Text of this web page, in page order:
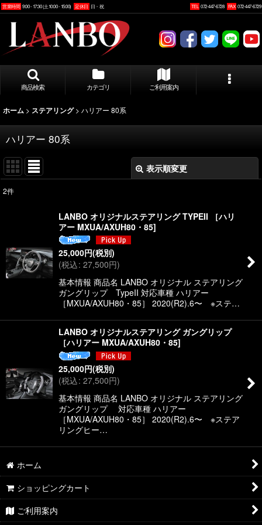
営業時間 9:00 - 17:30 (土10:00 - 15:00) 定休日 日・祝 TEL 072-447-6728 FAX 072-447-6729
商品検索 カテゴリ ご利用案内
ホーム > ステアリング > ハリアー 80系
ハリアー 80系
表示順変更
絞り込む
2件
LANBO オリジナルステアリング TYPEII ［ハリ
アー MXUA/AXUH80・85]
25,000円(税別)
(税込: 27,500円)
基本情報 商品名 LANBO オリジナル ステアリング
ガングリップ TypeII 対応車種 ハリアー
［MXUA/AXUH80・85］ 2020(R2).6〜 ※ステ…
LANBO オリジナルステアリング ガングリップ
［ハリアー MXUA/AXUH80・85]
25,000円(税別)
(税込: 27,500円)
基本情報 商品名 LANBO オリジナル ステアリング
ガングリップ 対応車種 ハリアー
［MXUA/AXUH80・85］ 2020(R2).6〜 ※ステア
リングヒー…
ホーム
ショッピングカート
ご利用案内